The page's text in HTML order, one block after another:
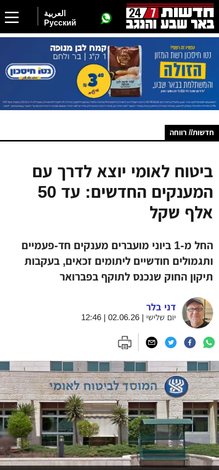
العربية
Русский
חדשות// רווחה
ביטוח לאומי יוצא לדרך עם
המענקים החדשים: עד 50
אלף שקל
החל מ-1 ביוני מועברים מענקים חד-פעמיים
ותגמולים חודשיים ליתומים זכאים, בעקבות
תיקון החוק שנכנס לתוקף בפברואר
דני בלר
יום שלישי | 02.06.26 | 12:46